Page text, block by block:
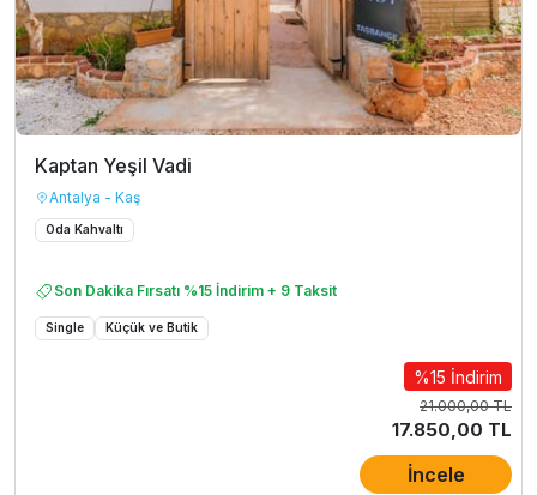
Kaptan Yeşil Vadi
Antalya - Kaş
Oda Kahvaltı
Son Dakika Fırsatı %15 İndirim + 9 Taksit
Single Küçük ve Butik
%15 İndirim
21.000,00 TL
17.850,00 TL
İncele